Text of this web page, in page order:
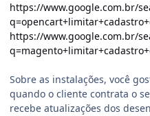
https://www.google.com.br/
https://www.google.com.br/
Sobre as instalações, você
quando o cliente contrata o
recebe atualizações dos